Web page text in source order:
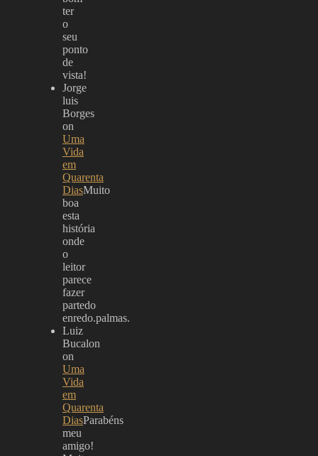
ter
o
seu
ponto
de
vista!
Jorge
luis
Borges
on
Uma
Vida
em
Quarenta
DiasMuito
boa
esta
história
onde
o
leitor
parece
fazer
partedo
enredo.palmas.
Luiz
Bucalon
on
Uma
Vida
em
Quarenta
DiasParabéns
meu
amigo!